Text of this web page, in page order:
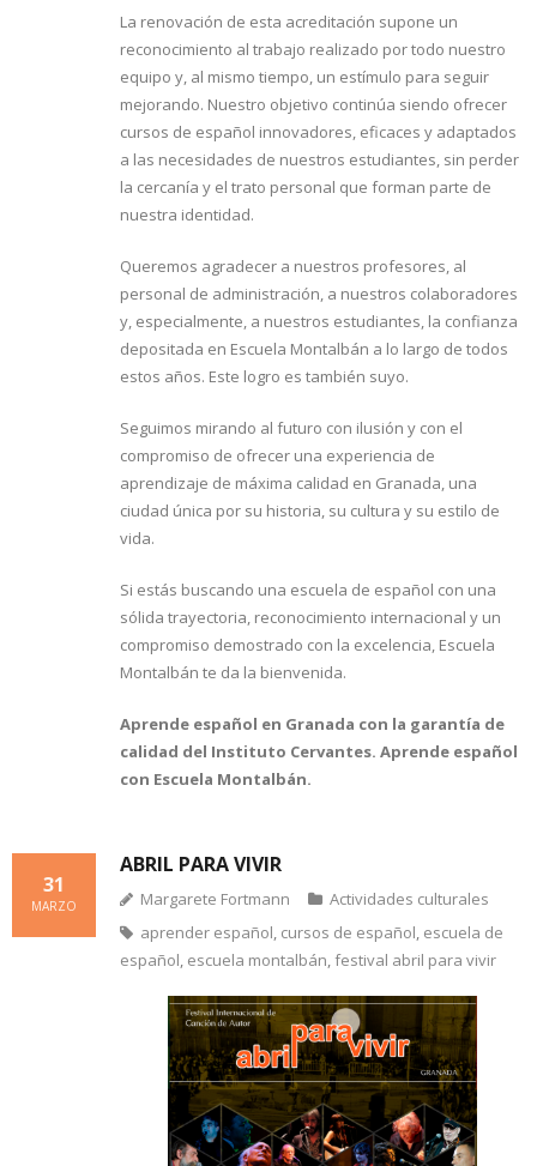
La renovación de esta acreditación supone un
reconocimiento al trabajo realizado por todo nuestro
equipo y, al mismo tiempo, un estímulo para seguir
mejorando. Nuestro objetivo continúa siendo ofrecer
cursos de español innovadores, eficaces y adaptados
a las necesidades de nuestros estudiantes, sin perder
la cercanía y el trato personal que forman parte de
nuestra identidad.
Queremos agradecer a nuestros profesores, al
personal de administración, a nuestros colaboradores
y, especialmente, a nuestros estudiantes, la confianza
depositada en Escuela Montalbán a lo largo de todos
estos años. Este logro es también suyo.
Seguimos mirando al futuro con ilusión y con el
compromiso de ofrecer una experiencia de
aprendizaje de máxima calidad en Granada, una
ciudad única por su historia, su cultura y su estilo de
vida.
Si estás buscando una escuela de español con una
sólida trayectoria, reconocimiento internacional y un
compromiso demostrado con la excelencia, Escuela
Montalbán te da la bienvenida.
Aprende español en Granada con la garantía de
calidad del Instituto Cervantes. Aprende español
con Escuela Montalbán.
ABRIL PARA VIVIR
31
MARZO Margarete Fortmann
Actividades culturales
aprender español, cursos de español, escuela de
español, escuela montalbán,festival abril para vivir